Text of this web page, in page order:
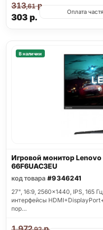
303р.
313,61р.
Оплата
В наличии
Игровой монитор
66F6UAC3EU
код товара #9346241
27", 16:9, 2560x1440, IPS, 165
интерфейсы
пор…